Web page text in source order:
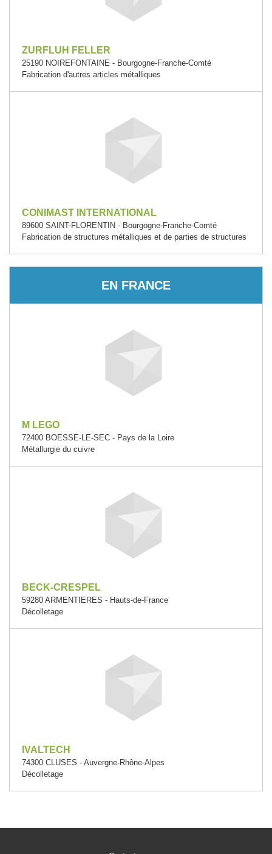
ZURFLUH FELLER
25190 NOIREFONTAINE - Bourgogne-Franche-Comté
Fabrication d'autres articles métalliques
CONIMAST INTERNATIONAL
89600 SAINT-FLORENTIN - Bourgogne-Franche-Comté
Fabrication de structures métalliques et de parties de structures
EN FRANCE
M LEGO
72400 BOESSE-LE-SEC - Pays de la Loire
Métallurgie du cuivre
BECK-CRESPEL
59280 ARMENTIERES - Hauts-de-France
Décolletage
IVALTECH
74300 CLUSES - Auvergne-Rhône-Alpes
Décolletage